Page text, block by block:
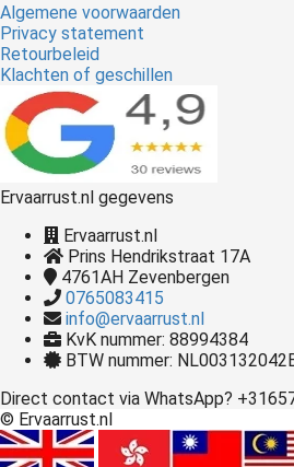
Algemene voorwaarden
Privacy statement
Retourbeleid
Klachten of geschillen
Ervaarrust.nl gegevens
Ervaarrust.nl
Prins Hendrikstraat 17A
4761AH Zevenbergen
0765083415
info@ervaarrust.nl
KvK nummer: 88994384
BTW nummer:
Direct contact via WhatsApp?
© Ervaarrust.nl